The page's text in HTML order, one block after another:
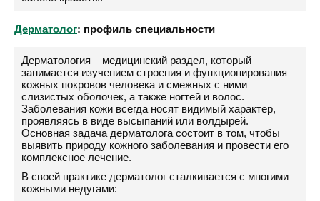
Дерматолог: профиль специальности
Дерматология – медицинский раздел, который
занимается изучением строения и функционирования
кожных покровов человека и смежных с ними
слизистых оболочек, а также ногтей и волос.
Заболевания кожи всегда носят видимый характер,
проявляясь в виде высыпаний или волдырей.
Основная задача дерматолога состоит в том, чтобы
выявить природу кожного заболевания и провести его
комплексное лечение.
В своей практике дерматолог сталкивается с многими
кожными недугами: